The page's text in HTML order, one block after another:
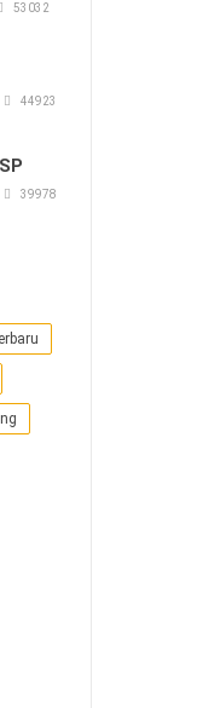
53032
44923
39978